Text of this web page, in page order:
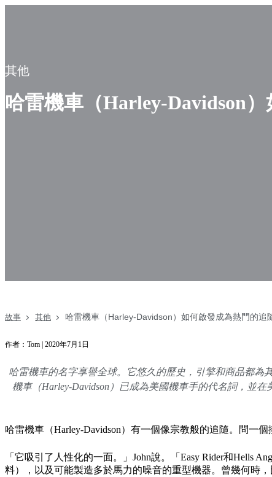
其他
哈雷機車（Harley-Davidson
故事 其他 哈雷機車（Harley-Davidson）如何啟發成為熱門的追
作者：Tom | 2020年7月1日
哈雷機車的名字享譽全球。它悠久的歷史，引擎和商品都為
機車（Harley-Davidson）已成為美國機車手的代名詞，並
哈雷機車（Harley-Davidson）有一個像宗教般的追隨。問一
「它吸引了人性化的一面。」John說。「Easy Rider和Hells
料），以及可能製造多於馬力的噪音的重型機器。曾幾何時